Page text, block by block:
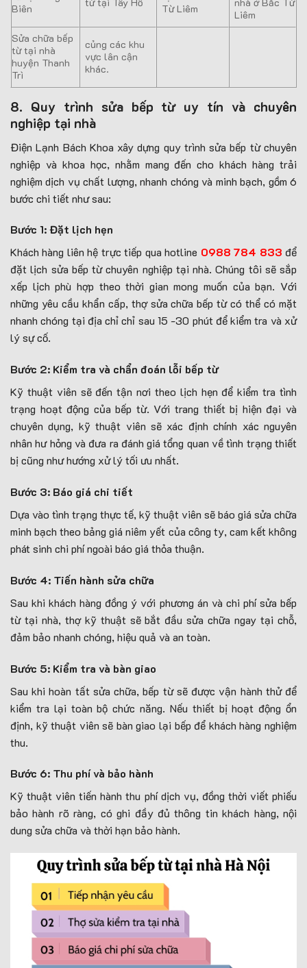
Biên
Từ Liêm
Liêm
Sửa chữa bếp
từ tại nhà
huyện Thanh
Trì
củng các khu
vực lân cận
khác.
8. Quy trình sửa bếp từ uy tín và chuyên
nghiệp tại nhà
Điện Lạnh Bách Khoa xây dựng quy trình sửa bếp từ chuyên
nghiệp và khoa học, nhằm mang đến cho khách hàng trải
nghiệm dịch vụ chất lượng, nhanh chóng và minh bạch, gồm 6
bước chi tiết như sau:
Bước 1: Đặt lịch hẹn
Khách hàng liên hệ trực tiếp qua hotline 0988 784 833 để
đặt lịch sửa bếp từ chuyên nghiệp tại nhà. Chúng tôi sẽ sắp
xếp lịch phù hợp theo thời gian mong muốn của bạn. Với
những yêu cầu khẩn cấp, thợ sửa chữa bếp từ có thể có mặt
nhanh chóng tại địa chỉ chỉ sau 15 -30 phút để kiểm tra và xử
lý sự cố.
Bước 2: Kiểm tra và chẩn đoán lỗi bếp từ
Kỹ thuật viên sẽ đến tận nơi theo lịch hẹn để kiểm tra tình
trạng hoạt động của bếp từ. Với trang thiết bị hiện đại và
chuyên dụng, kỹ thuật viên sẽ xác định chính xác nguyên
nhân hư hỏng và đưa ra đánh giá tổng quan về tình trạng thiết
bị cũng như hướng xử lý tối ưu nhất.
Bước 3: Báo giá chi tiết
Dựa vào tình trạng thực tế, kỹ thuật viên sẽ báo giá sửa chữa
minh bạch theo bảng giá niêm yết của công ty, cam kết không
phát sinh chi phí ngoài báo giá thỏa thuận.
Bước 4: Tiến hành sửa chữa
Sau khi khách hàng đồng ý với phương án và chi phí sửa bếp
từ tại nhà, thợ kỹ thuật sẽ bắt đầu sửa chữa ngay tại chỗ,
đảm bảo nhanh chóng, hiệu quả và an toàn.
Bước 5: Kiểm tra và bàn giao
Sau khi hoàn tất sửa chữa, bếp từ sẽ được vận hành thử để
kiểm tra lại toàn bộ chức năng. Nếu thiết bị hoạt động ổn
định, kỹ thuật viên sẽ bàn giao lại bếp để khách hàng nghiệm
thu.
Bước 6: Thu phí và bảo hành
Kỹ thuật viên tiến hành thu phí dịch vụ, đồng thời viết phiếu
bảo hành rõ ràng, có ghi đầy đủ thông tin khách hàng, nội
dung sửa chữa và thời hạn bảo hành.